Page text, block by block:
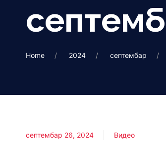
Home 2024 септембар
септембар 26, 2024 Видео